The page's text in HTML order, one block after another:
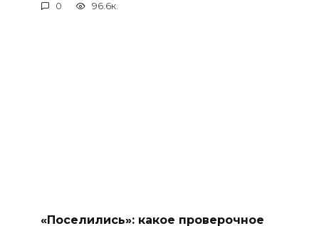
0 96.6к.
«Поселились»: какое проверочное